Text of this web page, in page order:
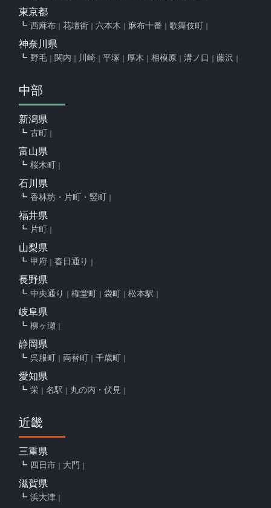
東京都
西麻布 花壇街 六本木 麻布十番 歌舞伎町
神奈川県
野毛 関内 川崎 平塚 厚木 相模原 溝ノ口 藤沢
中部
新潟県
古町
富山県
桜木町
石川県
香林坊・片町・竪町
福井県
片町
山梨県
甲府 春日通り
長野県
中央通り 権堂町 袋町 松本駅
岐阜県
柳ヶ瀬
静岡県
呉服町 両替町 千歳町
愛知県
栄 名駅 丸の内・伏見
近畿
三重県
四日市 大門
滋賀県
浜大津